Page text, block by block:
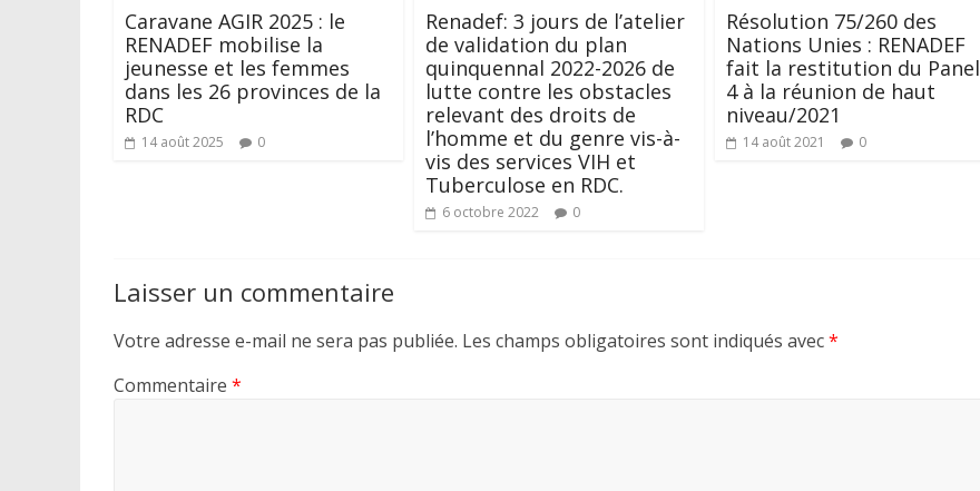
Caravane AGIR 2025 : le
RENADEF mobilise la
jeunesse et les femmes
dans les 26 provinces de la
RDC
14 août 2025 0
Renadef: 3 jours de l’atelier
de validation du plan
quinquennal 2022-2026 de
lutte contre les obstacles
relevant des droits de
l’homme et du genre vis-à-
vis des services VIH et
Tuberculose en RDC.
6 octobre 2022 0
Résolution 75/260 des
Nations Unies : RENADEF
fait la restitution du Panel
4 à la réunion de haut
niveau/2021
14 août 2021 0
Laisser un commentaire
Votre adresse e-mail ne sera pas publiée. Les champs obligatoires sont indiqués avec*
Commentaire *